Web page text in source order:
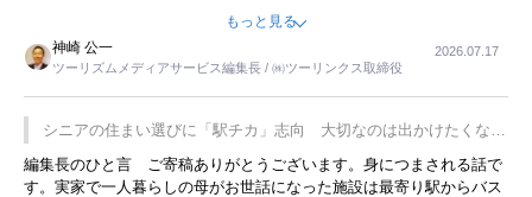
永井 彰一社長にインタビューしたら、興味深い話が次々が飛び出しま
した。プレゼンも巧みで、今でも思い出すことが２つあります。一つ
は、従業員に東京ディズニーランドを見学させ、サービス業、接客業
の何かを理解してもらっていることです。 もう一つは1800円もする
プレミアムヨーグルトを販売するにあたり、社内に懸念もあったそう
です。永井社長は、駐車場に都内ナンバーの高級外車が停まっている
ことに目をつけ、高級商品でも売れると確信したそうです。今回の記
事を懐かしく読みました。
もっと見る
神崎 公一
ツーリズムメディアサービス編集長 / ㈱ツーリンクス取締役
2026.07.17
シニアの住まい選びに「駅チカ」志向 大切なのは出かけたくなる
暮らし
編集長のひと言 ご寄稿ありがとうございます。身につまされる話で
す。実家で一人暮らしの母がお世話になった施設は最寄り駅からバス